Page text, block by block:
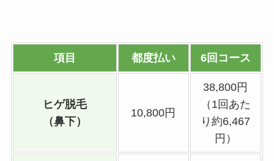
項目 都度払い 6回コース
ヒゲ脱毛
（鼻下）
10,800円
38,800円
（1回あた
り約6,467
円）